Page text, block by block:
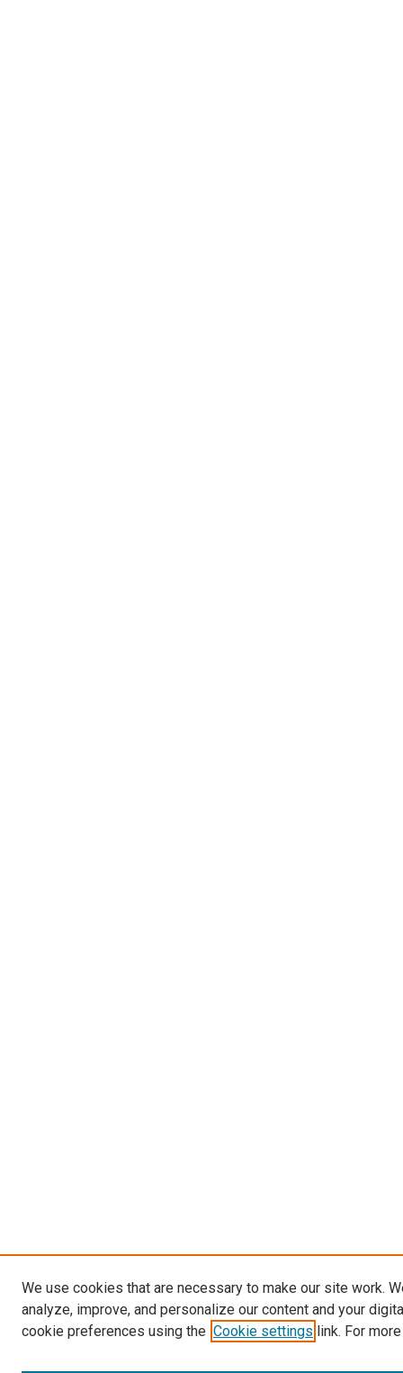
We use cookies that are necessary to make our site work.
analyze, improve, and personalize our content and your
cookie preferences using the Cookie settings link. For